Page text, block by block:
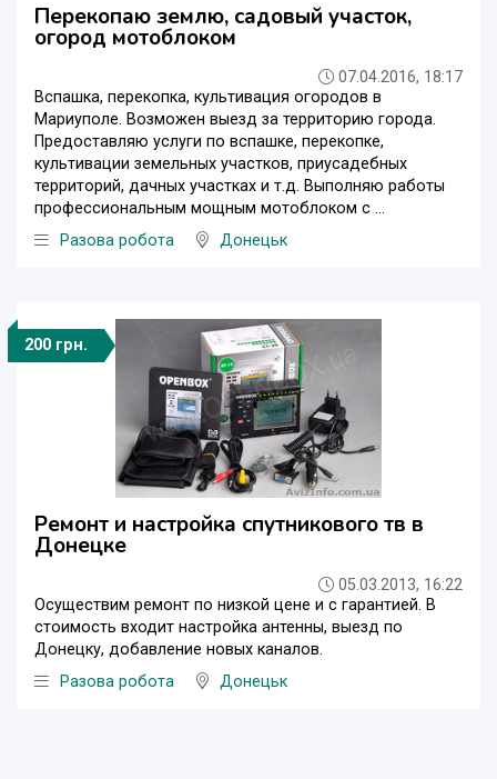
Перекопаю землю, садовый участок,
огород мотоблоком
07.04.2016, 18:17
Вспашка, перекопка, культивация огородов в
Мариуполе. Возможен выезд за территорию города.
Предоставляю услуги по вспашке, перекопке,
культивации земельных участков, приусадебных
территорий, дачных участках и т.д. Выполняю работы
профессиональным мощным мотоблоком с ...
Разова робота
Донецьк
200 грн.
Ремонт и настройка спутникового тв в
Донецке
05.03.2013, 16:22
Осуществим ремонт по низкой цене и с гарантией. В
стоимость входит настройка антенны, выезд по
Донецку, добавление новых каналов.
Разова робота
Донецьк